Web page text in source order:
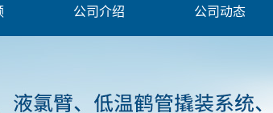
公司介绍 公司动态